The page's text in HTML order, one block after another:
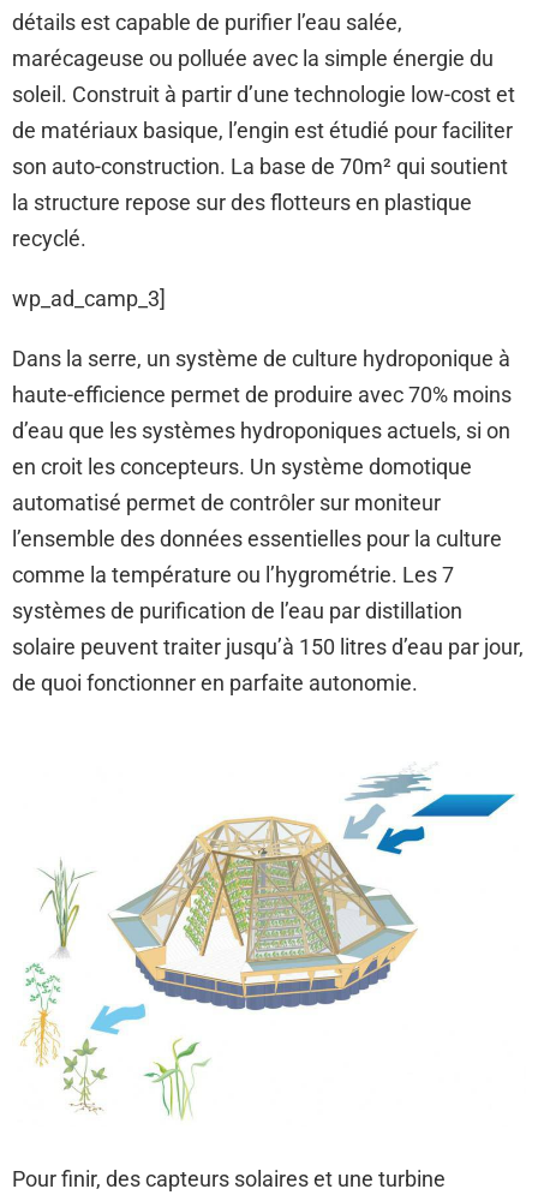
détails est capable de purifier l’eau salée,
marécageuse ou polluée avec la simple énergie du
soleil. Construit à partir d’une technologie low-cost et
de matériaux basique, l’engin est étudié pour faciliter
son auto-construction. La base de 70m² qui soutient
la structure repose sur des flotteurs en plastique
recyclé.
wp_ad_camp_3]
Dans la serre, un système de culture hydroponique à
haute-efficience permet de produire avec 70% moins
d’eau que les systèmes hydroponiques actuels, si on
en croit les concepteurs. Un système domotique
automatisé permet de contrôler sur moniteur
l’ensemble des données essentielles pour la culture
comme la température ou l’hygrométrie. Les 7
systèmes de purification de l’eau par distillation
solaire peuvent traiter jusqu’à 150 litres d’eau par jour,
de quoi fonctionner en parfaite autonomie.
Pour finir, des capteurs solaires et une turbine